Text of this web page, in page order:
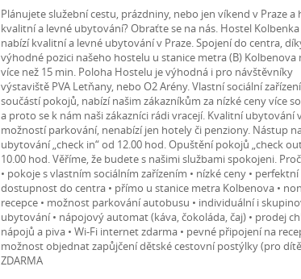
Plánujete služební cestu, prázdniny, nebo jen víkend v Praze a
kvalitní a levné ubytování? Obraťte se na nás. Hostel
nabízí kvalitní a levné ubytování v Praze. Spojení do centra,
výhodné pozici našeho hostelu u stanice metra (B) Kolbenova
více než 15 min. Poloha Hostelu je výhodná i pro návštěvníky
výstaviště PVA Letňany, nebo O2 Arény. Vlastní sociální
součástí pokojů, nabízí našim zákazníkům za nízké ceny více
a proto se k nám naši zákazníci rádi vracejí. Kvalitní ubytování
možností parkování, nenabízí jen hotely či penziony. Nástup
ubytování „check in“ od 12.00 hod. Opuštění pokojů „check
10.00 hod. Věříme, že budete s našimi službami spokojeni.
• pokoje s vlastním sociálním zařízením • nízké ceny • perfektní
dostupnost do centra • přímo u stanice metra Kolbenova •
recepce • možnost parkování autobusu • individuální i
ubytování • nápojový automat (káva, čokoláda, čaj) • prodej
nápojů a piva • Wi-Fi internet zdarma • pevné připojení na
možnost objednat zapůjčení dětské cestovní postýlky (pro
ZDARMA